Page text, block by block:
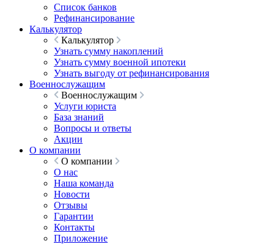
Список банков
Рефинансирование
Калькулятор
Калькулятор
Узнать сумму накоплений
Узнать сумму военной ипотеки
Узнать выгоду от рефинансирования
Военнослужащим
Военнослужащим
Услуги юриста
База знаний
Вопросы и ответы
Акции
О компании
О компании
О нас
Наша команда
Новости
Отзывы
Гарантии
Контакты
Приложение